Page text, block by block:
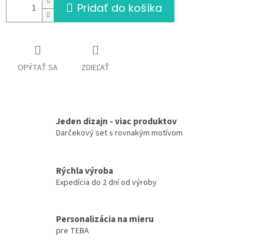
Pridať do košíka
OPÝTAŤ SA ZDIEĽAŤ
Jeden dizajn - viac produktov
Darčekový set s rovnakým motívom
Rýchla výroba
Expedícia do 2 dní od výroby
Personalizácia na mieru
pre TEBA